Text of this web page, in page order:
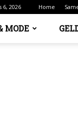
6, 2026 Home
MODE